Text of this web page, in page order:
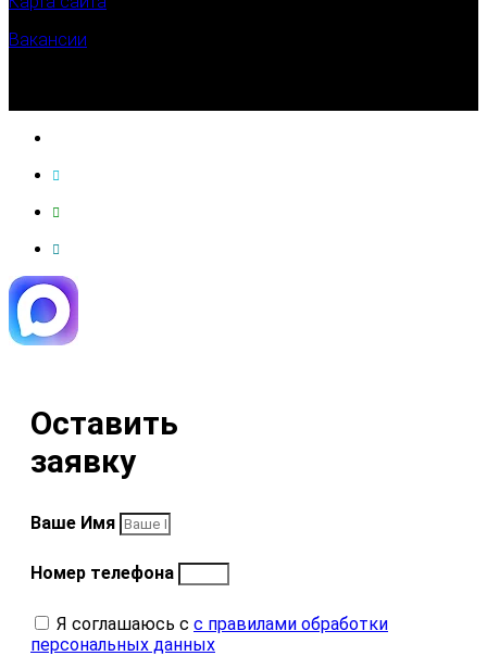
Вакансии
Оставить
заявку
Ваше Имя
Номер телефона
Я соглашаюсь с с правилами обработки
персональных данных